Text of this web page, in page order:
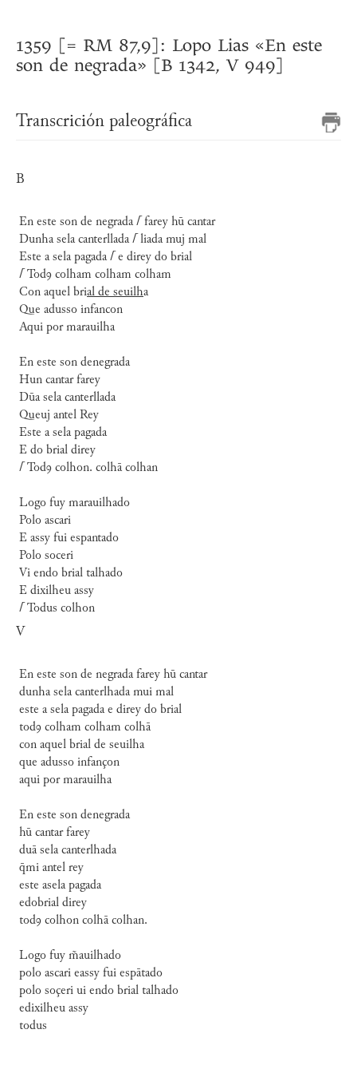
1359 [= RM 87,9]: Lopo Lias «En este
son de negrada» [B 1342, V 949]
Transcrición paleográfica
B
En este son de negrada ⌈ farey hū cantar
Dunha sela canterllada ⌈ liada muj mal
Este a sela pagada ⌈ e direy do brial
⌈ Todꝯ colham colham colham
Con aquel brial de seuilha
Que adusso infancon
Aqui por marauilha
En este son denegrada
Hun cantar farey
Dūa sela canterllada
Queuj antel Rey
Este a sela pagada
E do brial direy
⌈ Todꝯ colhon. colhā colhan
Logo fuy marauilhado
Polo ascari
E assy fui espantado
Polo soceri
Vi endo brial talhado
E dixilheu assy
⌈ Todus colhon
V
En este son de negrada farey hū cantar
dunha sela canterlhada mui mal
este a sela pagada e direy do brial
todꝯ colham colham colhā
con aquel brial de seuilha
que adusso infançon
aqui por marauilha
En este son denegrada
hū cantar farey
duā sela canterlhada
q̄mi antel rey
este asela pagada
edobrial direy
todꝯ colhon colhā colhan.
Logo fuy m̃auilhado
polo ascari eassy fui espātado
polo soçeri ui endo brial talhado
edixilheu assy
todus